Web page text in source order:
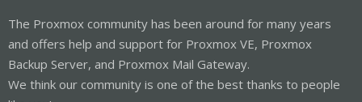
The Proxmox community has been around for many years
and offers help and support for Proxmox VE, Proxmox
Backup Server, and Proxmox Mail Gateway.
We think our community is one of the best thanks to people